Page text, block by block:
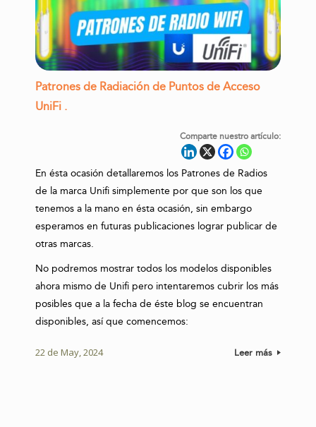
Patrones de Radiación de Puntos de Acceso
UniFi .
Comparte nuestro artículo:
En ésta ocasión detallaremos los Patrones de Radios
de la marca Unifi simplemente por que son los que
tenemos a la mano en ésta ocasión, sin embargo
esperamos en futuras publicaciones lograr publicar de
otras marcas.
No podremos mostrar todos los modelos disponibles
ahora mismo de Unifi pero intentaremos cubrir los más
posibles que a la fecha de éste blog se encuentran
disponibles, así que comencemos:
22 de May, 2024 Leer más